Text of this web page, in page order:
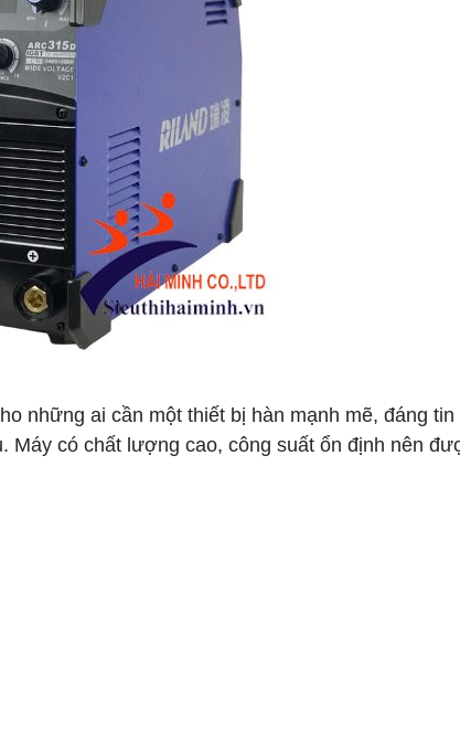
những ai cần một thiết bị hàn mạnh mẽ, đáng tin
Máy có chất lượng cao, công suất ổn định nên